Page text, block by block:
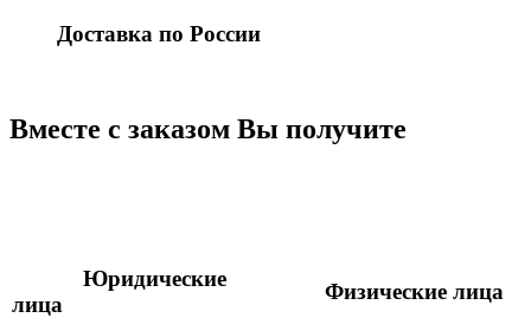
Доставка по России
Вместе с заказом Вы получите
Юридические
лица
Физические лица